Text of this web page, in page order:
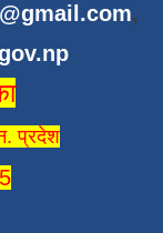
,
प्रदेश